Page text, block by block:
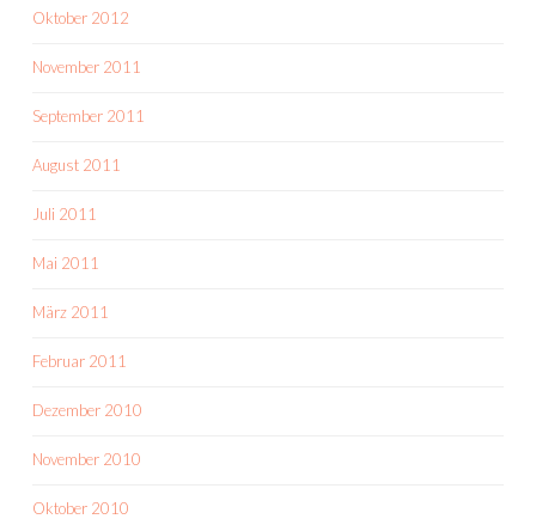
Oktober 2012
November 2011
September 2011
August 2011
Juli 2011
Mai 2011
März 2011
Februar 2011
Dezember 2010
November 2010
Oktober 2010